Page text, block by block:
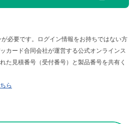
必要です。ログイン情報をお持ちではない方
カード合同会社が運営する公式オンラインス
た見積番号（受付番号）と製品番号を共有く
ら